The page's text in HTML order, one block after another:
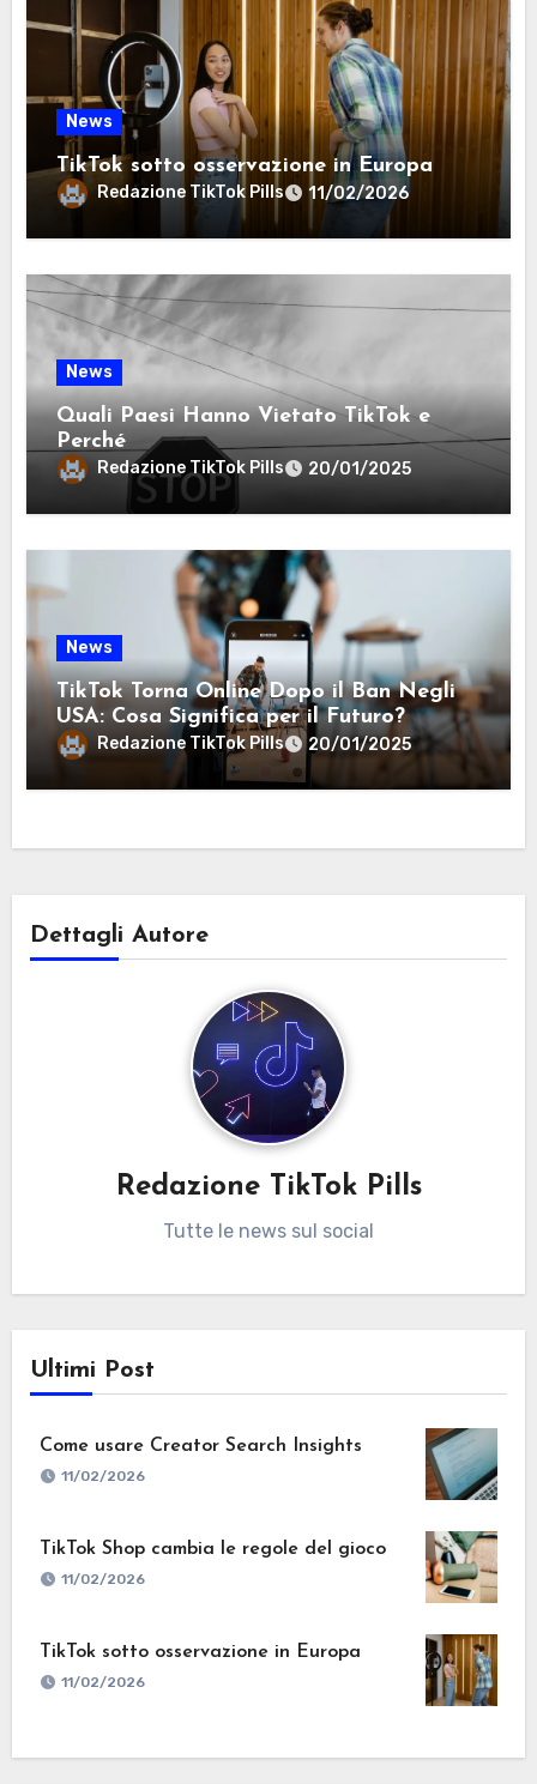
News
TikTok sotto osservazione in Europa
Redazione TikTok Pills 11/02/2026
News
Quali Paesi Hanno Vietato TikTok e
Perché
Redazione TikTok Pills 20/01/2025
News
TikTok Torna Online Dopo il Ban Negli
USA: Cosa Significa per il Futuro?
Redazione TikTok Pills 20/01/2025
Dettagli Autore
Redazione TikTok Pills
Tutte le news sul social
Ultimi Post
Come usare Creator Search Insights
11/02/2026
TikTok Shop cambia le regole del gioco
11/02/2026
TikTok sotto osservazione in Europa
11/02/2026